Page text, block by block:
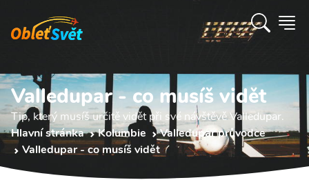
Valledupar - co musíš vidět
Tip, který musíš určitě vidět při své návštěvě Valledupar.
Hlavní stránka
Kolumbie
Valledupar průvodce
Valledupar - co musíš vidět